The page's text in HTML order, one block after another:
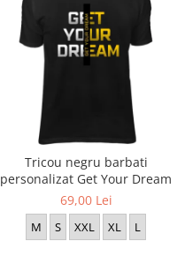
Tricou negru barbati
personalizat Get Your Dream
69,00 Lei
M S XXL XL L